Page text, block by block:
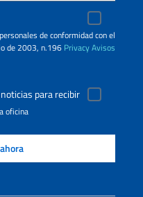
de conformidad con el
de 2003, n.196 PrivacyAvisos
para recibir
oficina